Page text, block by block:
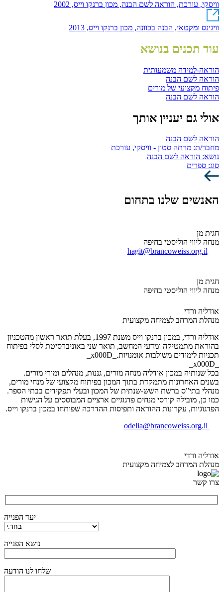
וויסקי, עורכת, הוראה לשם הבנה, מכון ברנקו וייס, 2002
וויגינס ומקטאי, הבנה בכוונה, מכון ברנקו וייס, 2013
עוד תכנים בנושא
הוראה-למידה משמעותית
הוראה לשם הבנה
פיתוח מקצועי של מורים
הוראה לשם הבנה
אולי גם יעניין אותך
הוראה לשם הבנה
מחבר/ת: מרתה סטון - וויסקי, עורכת
נושא: הוראה לשם הבנה
סוג: ספרים
האנשים שלנו בתחום
חגית מן
מנחה ליווי הוליסטי בחיפה
hagit@brancoweiss.org.il
חגית מן
מנחה ליווי הוליסטי בחיפה
אודליה ורדי
מנהלת המרחב לצמיחה מקצועית
אודליה ורדי, במכון ברנקו וייס משנת 1997, בעלת תואר ראשון מהטכניון
בהוראת מתמטיקה ומדעי המחשב, תואר שני באוניברסיטת לסלי בפיתוח
תכניות לימודים משולבות אומנויות._x000D_
בכל שנותיה במכון אודליה מנחה מורים, גננות, מנהלים ומורי מורים.
בשנים האחרונות מתמקדת בתוך המכון בפיתוח מקצועי של מנחי מורים,
מנהלי בתי”ס ברשת השש-שנתית של המכון ובעלי תפקידים בבתי הספר.
כמו כן, מובילה קורסי מנחים פדגוגיים ארציים המבוססים על הגישות
הפדגוגיות, עקרונות ההוראה ותפיסות ההדרכה שפותחו במכון ברנקו וייס.
odelia@brancoweiss.org.il
אודליה ורדי
מנהלת המרחב לצמיחה מקצועית
צרו קשר
יעד הפנייה
נושא הפנייה
שלחו לנו הודעה